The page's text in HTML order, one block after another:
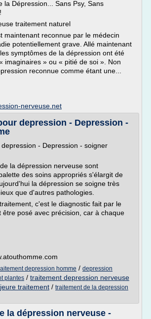
la Dépression... Sans Psy, Sans
traitement naturel
maintenant reconnue par le médecin
potentiellement grave. Allé maintenant
symptômes de la dépression ont été
imaginaires » ou « pitié de soi ». Non
reconnue comme étant une...
nerveuse.net
depression - Depression -
- Depression - soigner
la dépression nerveuse sont
des soins appropriés s'élargit de
la dépression se soigne très
que d'autres pathologies.
c'est le diagnostic fait par le
être posé avec précision, car à chaque
depression homme / depression
plantes / traitement depression nerveuse
traitement / traitement de la depression
la dépression nerveuse -